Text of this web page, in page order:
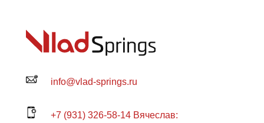
info@vlad-springs.ru
+7 (931) 326-58-14 Вячеслав: